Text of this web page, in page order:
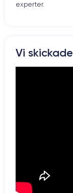
Si vous souhaitez
experter.
Vi